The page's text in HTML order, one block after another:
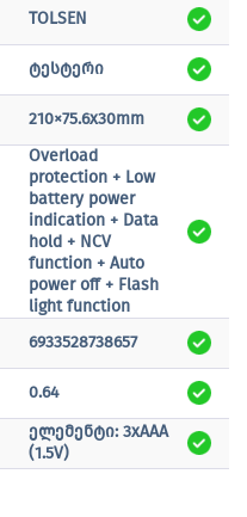
TOLSEN
ტესტერი
210×75.6x30mm
Overload
protection + Low
battery power
indication + Data
hold + NCV
function + Auto
power off + Flash
light function
6933528738657
0.64
ელემენტი: 3xAAA
(1.5V)